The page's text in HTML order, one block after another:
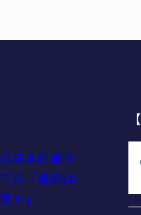
基本計画を
長「構想は
す」